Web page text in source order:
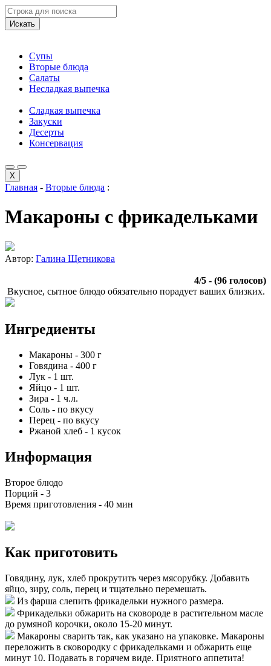
Искать
Супы
Вторые блюда
Салаты
Несладкая выпечка
Сладкая выпечка
Закуски
Десерты
Консервация
X
Главная - Вторые блюда :
Макароны с фрикадельками
Автор: Галина Щетникова
4/5 - (96 голосов)
Вкусное, сытное блюдо обязательно порадует ваших близких.
Ингредиенты
Макароны - 300 г
Говядина - 400 г
Лук - 1 шт.
Яйцо - 1 шт.
Зира - 1 ч.л.
Соль - по вкусу
Перец - по вкусу
Ржаной хлеб - 1 кусок
Информация
Второе блюдо
Порций - 3
Время приготовления - 40 мин
Как приготовить
Говядину, лук, хлеб прокрутить через мясорубку. Добавить
яйцо, зиру, соль, перец и тщательно перемешать.
Из фарша слепить фрикадельки нужного размера.
Фрикадельки обжарить на сковороде в растительном масле
до румяной корочки, около 15-20 минут.
Макароны сварить так, как указано на упаковке. Макароны
переложить в сковородку с фрикадельками и обжарить еще
минут 10. Подавать в горячем виде. Приятного аппетита!